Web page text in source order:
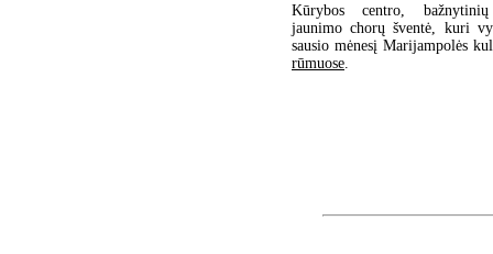
Kūrybos centro,
jaunimo chorų šventė, kuri
sausio mėnesį Marijampolės
rūmuose